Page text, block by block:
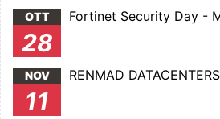
OTT
28
Fortinet Security Day -
NOV
11
RENMAD